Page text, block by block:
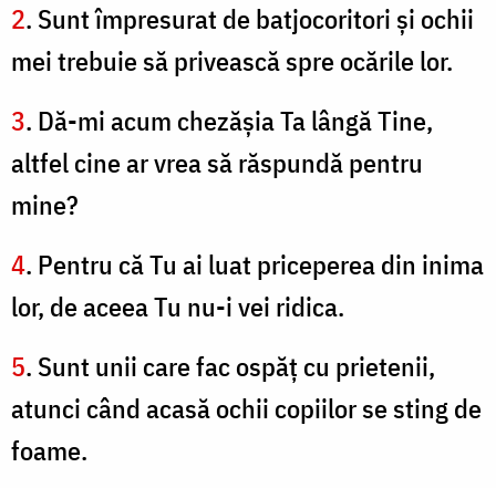
2. Sunt împresurat de batjocoritori şi ochii
mei trebuie să privească spre ocările lor.
3. Dă-mi acum chezăşia Ta lângă Tine,
altfel cine ar vrea să răspundă pentru
mine?
4. Pentru că Tu ai luat priceperea din inima
lor, de aceea Tu nu-i vei ridica.
5. Sunt unii care fac ospăţ cu prietenii,
atunci când acasă ochii copiilor se sting de
foame.